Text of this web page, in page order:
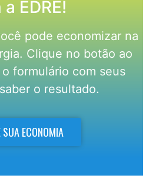
EDRE!
pode economizar na
Clique no botão ao
formulário com seus
o resultado.
ECONOMIA